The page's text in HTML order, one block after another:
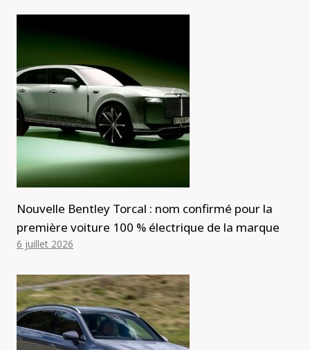
Nouvelle Bentley Torcal : nom confirmé pour la
première voiture 100 % électrique de la marque
6 juillet 2026